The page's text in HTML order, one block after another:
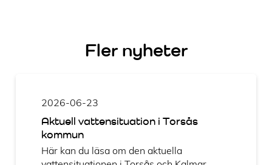
Fler nyheter
2026-06-23
Aktuell vattensituation i Torsås
kommun
Här kan du läsa om den aktuella